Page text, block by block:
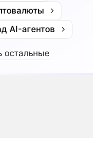
AI-агентов
остальные